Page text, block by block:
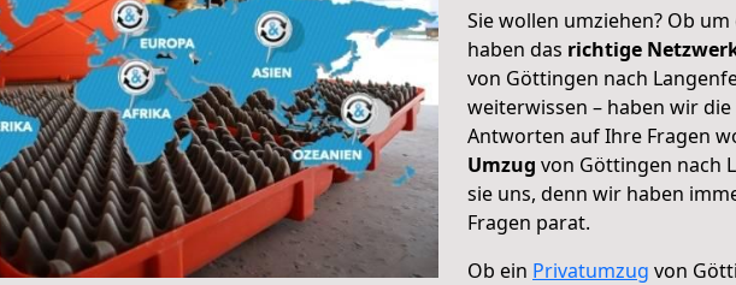
Sie wollen umziehen? Ob
haben das richtige
von Göttingen nach
weiterwissen – haben wir
Antworten auf Ihre Fragen
Umzug von Göttingen nach
sie uns, denn wir haben
Fragen parat.
Ob ein Privatumzug von